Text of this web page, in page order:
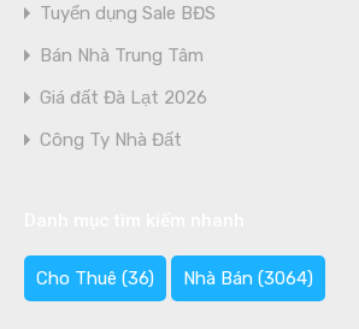
Tuyển dụng Sale BĐS
Bán Nhà Trung Tâm
Giá đất Đà Lạt 2026
Công Ty Nhà Đất
Cho Thuê (36) Nhà Bán (3064)